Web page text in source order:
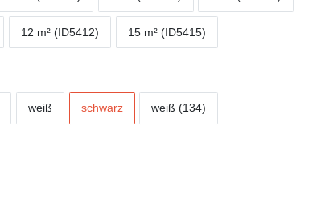
12 m² (ID5412) 15 m² (ID5415)
weiß schwarz weiß (134)